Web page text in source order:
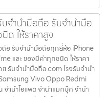
จำนำมือถือ รับจำนำมือ
ด ให้ราคาสูง
ถือ รับจำนำมือถือทุกยี่ห้อ iPhone
และ ของมีค่าทุกชนิด ให้ราคา
รับจํานํามือถือ.com โรงรับจำนำ
Vivo Oppo Redmi
จำนำไอแพด จำนำแมคบุ๊ค จำนำ